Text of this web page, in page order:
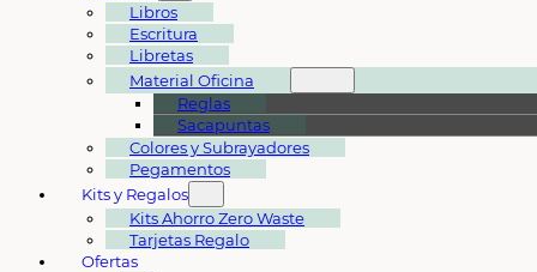
Libros
Escritura
Libretas
Material Oficina
Reglas
Sacapuntas
Colores y Subrayadores
Pegamentos
Kits y Regalos
Kits Ahorro Zero Waste
Tarjetas Regalo
Ofertas